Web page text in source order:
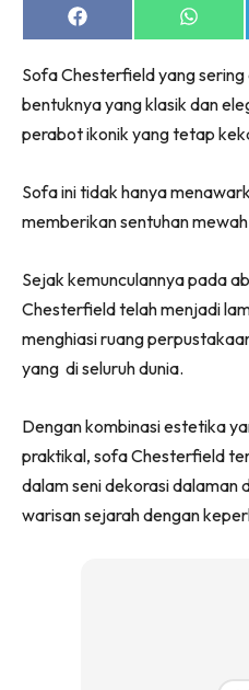
Menarik Lagi
Casa Impiana
Impiana Makeover
Makeover Ruang
Destinasi
Kafe
Hartanah
Landed
Beli Di Mana
Ilham Impiana
Ilham
Impiana TV
Share
on
Share
on
Sofa Chesterfield yang
bentuknya yang klasik dan
perabot ikonik yang tetap
Sofa ini tidak hanya
memberikan sentuhan
Sejak kemunculannya pada
Chesterfield telah menjadi
menghiasi ruang
yang di seluruh dunia.
Dengan kombinasi estetika
praktikal, sofa Chesterfield
dalam seni dekorasi dalaman
warisan sejarah dengan